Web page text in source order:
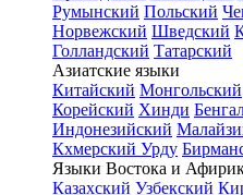
Румынский Польский
Норвежский Шведский
Голландский Татарский
Азиатские языки
Китайский Монгольский
Корейский Хинди
Индонезийский
Кхмерский Урду
Языки Востока и
Казахский Узбекский